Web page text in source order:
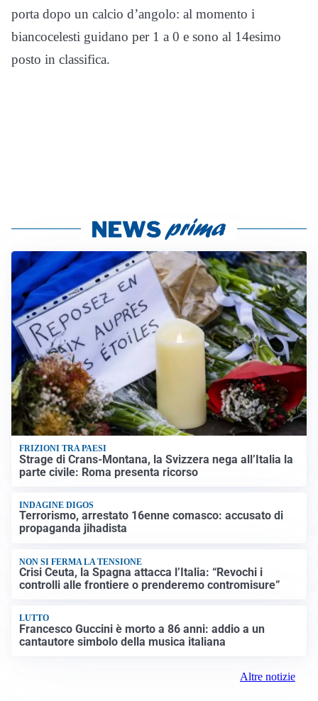
porta dopo un calcio d’angolo: al momento i
biancocelesti guidano per 1 a 0 e sono al 14esimo
posto in classifica.
FRIZIONI TRA PAESI
Strage di Crans-Montana, la Svizzera nega all’Italia la
parte civile: Roma presenta ricorso
INDAGINE DIGOS
Terrorismo, arrestato 16enne comasco: accusato di
propaganda jihadista
NON SI FERMA LA TENSIONE
Crisi Ceuta, la Spagna attacca l’Italia: “Revochi i
controlli alle frontiere o prenderemo contromisure”
LUTTO
Francesco Guccini è morto a 86 anni: addio a un
cantautore simbolo della musica italiana
Altre notizie